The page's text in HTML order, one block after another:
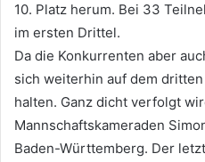
10. Platz herum. Bei 33
im ersten Drittel.
Da die Konkurrenten aber
sich weiterhin auf dem
halten. Ganz dicht verfolgt
Mannschaftskameraden
Baden-Württemberg. Der